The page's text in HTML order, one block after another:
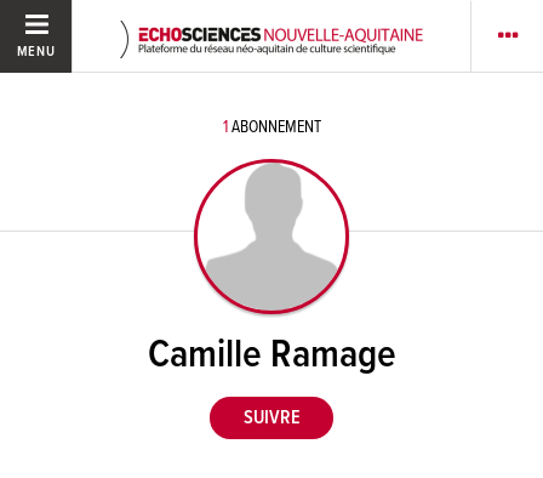
MENU
1ABONNEMENT
Camille Ramage